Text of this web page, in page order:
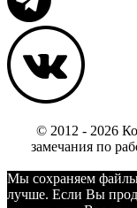
© 2012 - 2026
замечания по
Мы cохраняем файлы
лучше. Если Вы